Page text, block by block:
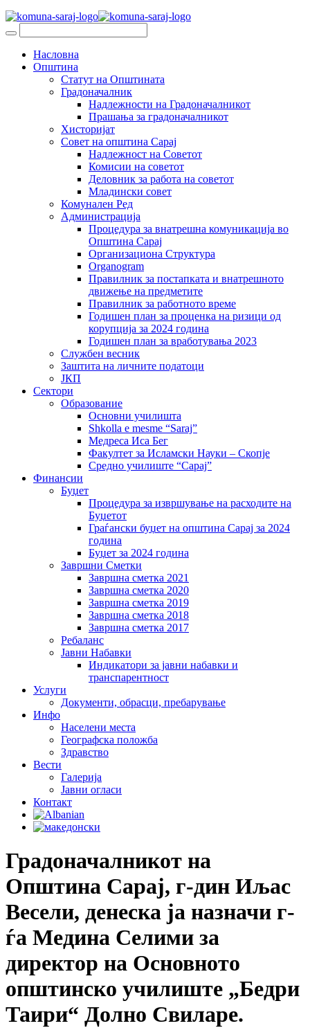
Насловна
Општина
Статут на Општината
Градоначалник
Надлежности на Градоначалникот
Прашања за градоначалникот
Хисторијат
Совет на општина Сарај
Надлежност на Советот
Комисии на советот
Деловник за работа на советот
Младински совет
Комунален Ред
Администрација
Процедура за внатрешна комуникација во
Општина Сарај
Организациона Структура
Organogram
Правилник за постапката и внатрешното
движење на предметите
Правилник за работното време
Годишен план за проценка на ризици од
корупција за 2024 година
Годишен план за вработувања 2023
Службен весник
Заштита на личните податоци
ЈКП
Сектори
Образование
Основни училишта
Shkolla e mesme “Saraj”
Медреса Иса Бег
Факултет за Исламски Науки – Скопје
Средно училиште “Сарај”
Финансии
Буџет
Процедура за извршување на расходите на
Буџетот
Граѓански буџет на општина Сарај за 2024
година
Буџет за 2024 година
Завршни Сметки
Завршна сметка 2021
Завршна сметка 2020
Завршна сметка 2019
Завршна сметка 2018
Завршна сметка 2017
Ребаланс
Јавни Набавки
Индикатори за јавни набавки и
транспарентност
Услуги
Документи, обрасци, пребарување
Инфо
Населени места
Географска положба
Здравство
Вести
Галеријa
Јавни огласи
Контакт
Градоначалникот на
Општина Сарај, г-дин Иљас
Весели, денеска ја назначи г-
ѓа Медина Селими за
директор на Основното
општинско училиште „Бедри
Таири“ Долно Свиларе.